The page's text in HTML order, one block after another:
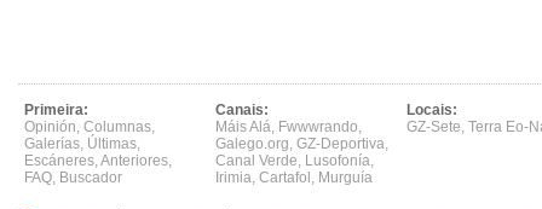
Primeira:
Opinión, Columnas,
Galerías, Últimas,
Escáneres,Anteriores,
FAQ, Buscador
Canais:
Máis Alá, Fwwwrando,
Galego.org, GZ-Deportiva,
Canal Verde, Lusofonía,
Irimia, Cartafol , Murguía
Locais:
GZ-Sete, Terra Eo-